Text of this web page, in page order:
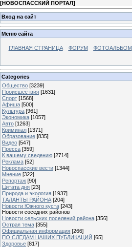
[НОВОСПАССКИЙ ПОРТАЛ]
Вход на сайт
Меню сайта
ГЛАВНАЯ СТРАНИЦА ФОРУМ ФОТОАЛЬБОМ
Categories
Общество [3239]
Происшествия [1631]
Спорт [1568]
Афиша [500]
Культура [961]
Экономика [1057]
Авто [1263]
Криминал [1371]
Образование [835]
Видео [547]
Пресса [359]
К вашему сведению [2714]
Реклама [52]
Новоспасские вести [1344]
Мнение [322]
Репортаж [90]
Цитата дня [23]
Природа и экология [1937]
ТАЛАНТЫ РАЙОНА [204]
Новости Южного куста [243]
Новости соседних районов
Новости сельских поселений района [356]
Острая тема [355]
Официальная информация [266]
ПО СЛЕДАМ НАШИХ ПУБЛИКАЦИЙ [65]
Здоровье [817]